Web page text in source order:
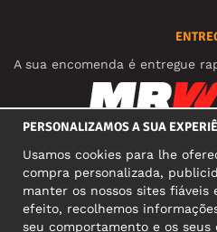
A sua encomenda é entregue
MORADA
PERSONALIZAMOS A SUA
Usamos cookies para lhe
compra personalizada,
manter os nossos sites fiáveis
efeito, recolhemos
seu comportamento e os seus